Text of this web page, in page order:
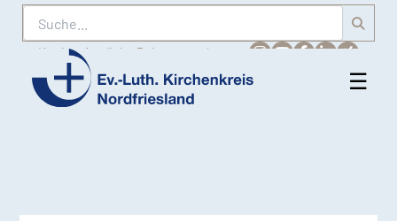
Suche
Karriere Amtliche Bekanntmachungen
Ev.-
☰